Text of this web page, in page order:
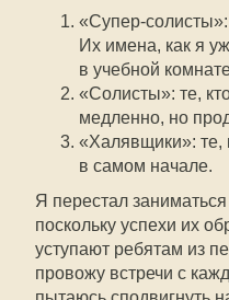
«Супер-
Их имена, как я
в учебной
«Солисты»: те,
медленно, но
«Халявщики»:
в самом начале.
Я перестал
поскольку успехи их
уступают ребятам из
провожу встречи с